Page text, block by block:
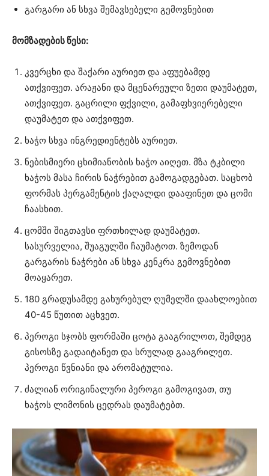
გარგარი ან სხვა შემავსებელი გემოვნებით
მომზადების წესი:
კვერცხი და შაქარი აურიეთ და აფუებამდე
ათქვიფეთ. არაჟანი და მცენარეული ზეთი დაუმატეთ,
ათქვიფეთ. გაცრილი ფქვილი, გამაფხვიერებელი
დაუმატეთ და ათქვიფეთ.
ხაჭო სხვა ინგრედიენტებს აურიეთ.
ნებისმიერი ცხიმიანობის ხაჭო აიღეთ. მზა ტკბილი
ხაჭოს მასა ჩირის ნაჭრებით გამოგადგებათ. საცხობ
ფორმას პერგამენტის ქაღალდი დააფინეთ და ცომი
ჩაასხით.
ცომში შიგთავსი ფრთხილად დაუმატეთ.
სასურველია, შუაგულში ჩაუმატოთ. ზემოდან
გარგარის ნაჭრები ან სხვა კენკრა გემოვნებით
მოაყარეთ.
180 გრადუსამდე გახურებულ ღუმელში დაახლოებით
40-45 წუთით აცხვეთ.
პეროგი სჯობს ფორმაში ცოტა გააგრილოთ, შემდეგ
გისოსზე გადაიტანეთ და სრულად გააგრილეთ.
პეროგი წვნიანი და არომატულია.
ძალიან ორიგინალური პეროგი გამოგივათ, თუ
ხაჭოს ლიმონის ცედრას დაუმატებთ.